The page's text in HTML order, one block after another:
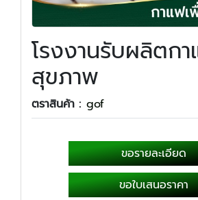
โรงงานรับผลิตก
สุขภาพ
ตราสินค้า : gof
ขอรายละเอียด
ขอใบเสนอราคา